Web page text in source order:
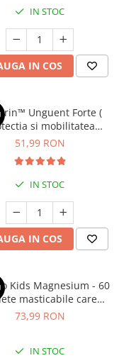
IN STOC
IN COS
Unguent Forte (
si mobilitatea
articulatiilor )
51,99 RON
IN STOC
IN COS
Kids Magnesium - 60
masticabile care
energia, mușchii și
73,99 RON
IN STOC